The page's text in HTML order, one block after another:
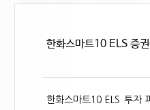
한화스마트10 ELS 증
한화스마트10 ELS 투자